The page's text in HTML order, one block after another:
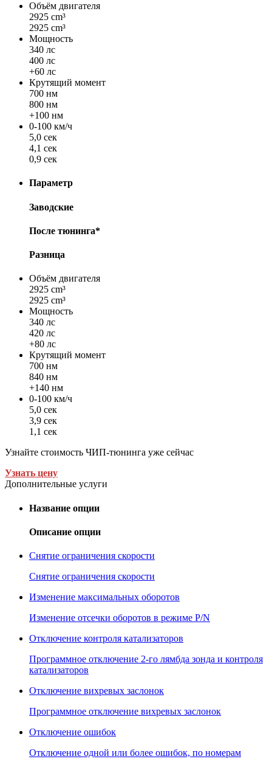
Объём двигателя
2925 cm³
2925 cm³
Мощность
340 лс
400 лс
+60 лс
Крутящий момент
700 нм
800 нм
+100 нм
0-100 км/ч
5,0 сек
4,1 сек
0,9 сек
Параметр
Заводские
После тюнинга*
Разница
Объём двигателя
2925 cm³
2925 cm³
Мощность
340 лс
420 лс
+80 лс
Крутящий момент
700 нм
840 нм
+140 нм
0-100 км/ч
5,0 сек
3,9 сек
1,1 сек
Узнайте стоимость ЧИП-тюнинга уже сейчас
Узнать цену
Дополнительные услуги
Название опции
Описание опции
Снятие ограничения скорости
Снятие ограничения скорости
Изменение максимальных оборотов
Изменение отсечки оборотов в режиме P/N
Отключение контроля катализаторов
Программное отключение 2-го лямбда зонда и контроля
катализаторов
Отключение вихревых заслонок
Программное отключение вихревых заслонок
Отключение ошибок
Отключение одной или более ошибок, по номерам